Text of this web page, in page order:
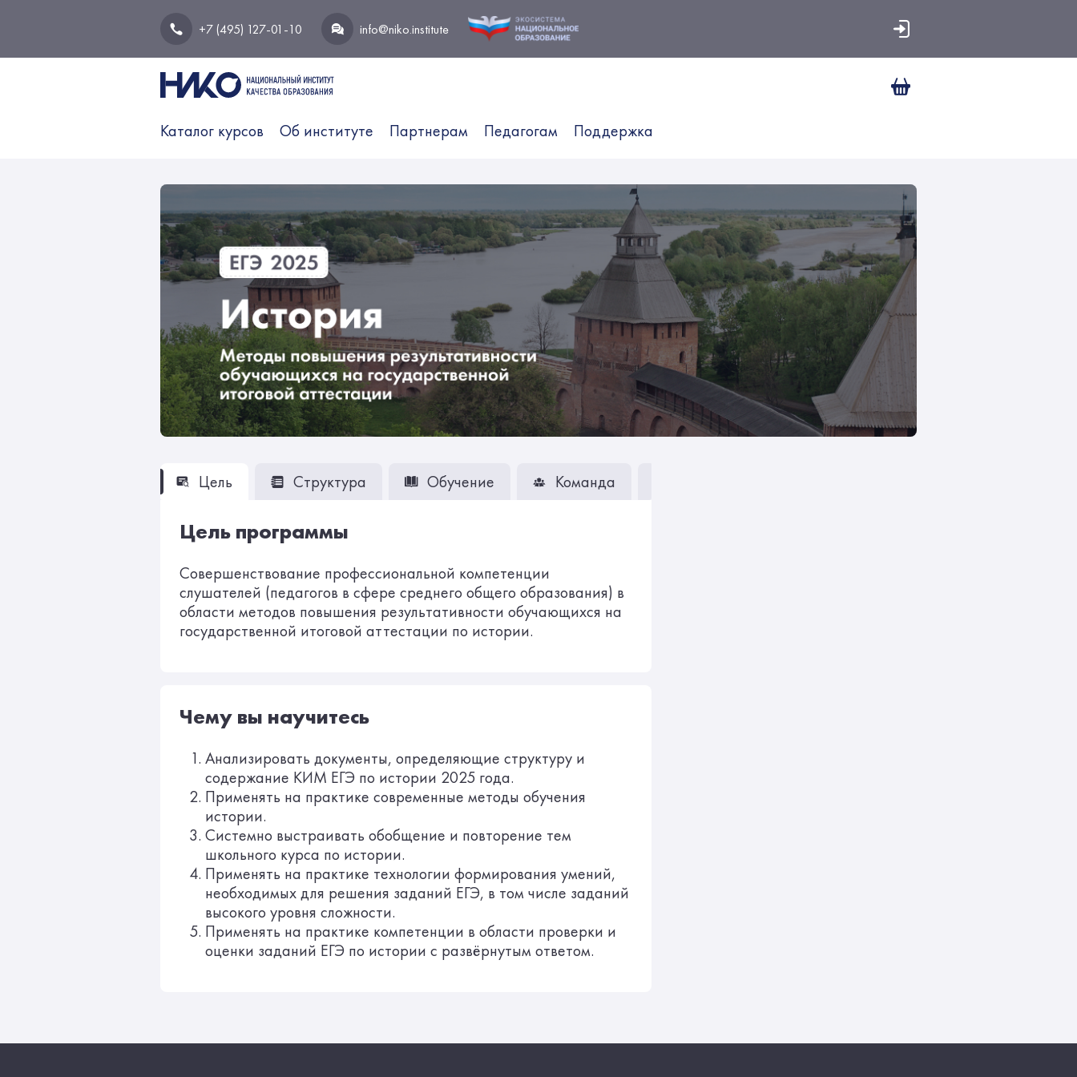
+7 (495) 127-01-10 info@niko.institute
Каталог курсов Об институте Партнерам Педагогам Поддержка
Цель Структура Обучение Команда
Цель программы
Совершенствование профессиональной компетенции
слушателей (педагогов в сфере среднего общего образования) в
области методов повышения результативности обучающихся на
государственной итоговой аттестации по истории.
Чему вы научитесь
Анализировать документы, определяющие структуру и
содержание КИМ ЕГЭ по истории 2025 года.
Применять на практике современные методы обучения
истории.
Системно выстраивать обобщение и повторение тем
школьного курса по истории.
Применять на практике технологии формирования умений,
необходимых для решения заданий ЕГЭ, в том числе заданий
высокого уровня сложности.
Применять на практике компетенции в области проверки и
оценки заданий ЕГЭ по истории с развёрнутым ответом.